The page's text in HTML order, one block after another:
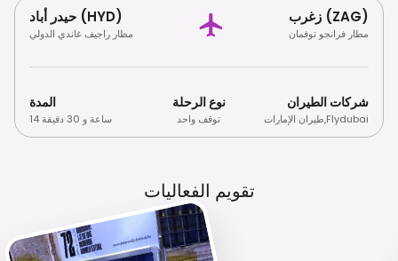
حيدر أباد (HYD)
مطار راجيف غاندي الدولي
زغرب (ZAG)
مطار فرانجو توفمان
المدة
14 ساعة و 30 دقيقة
نوع الرحلة
توقف واحد
شركات الطيران
طيران الإمارات,Flydubai
تقويم الفعاليات